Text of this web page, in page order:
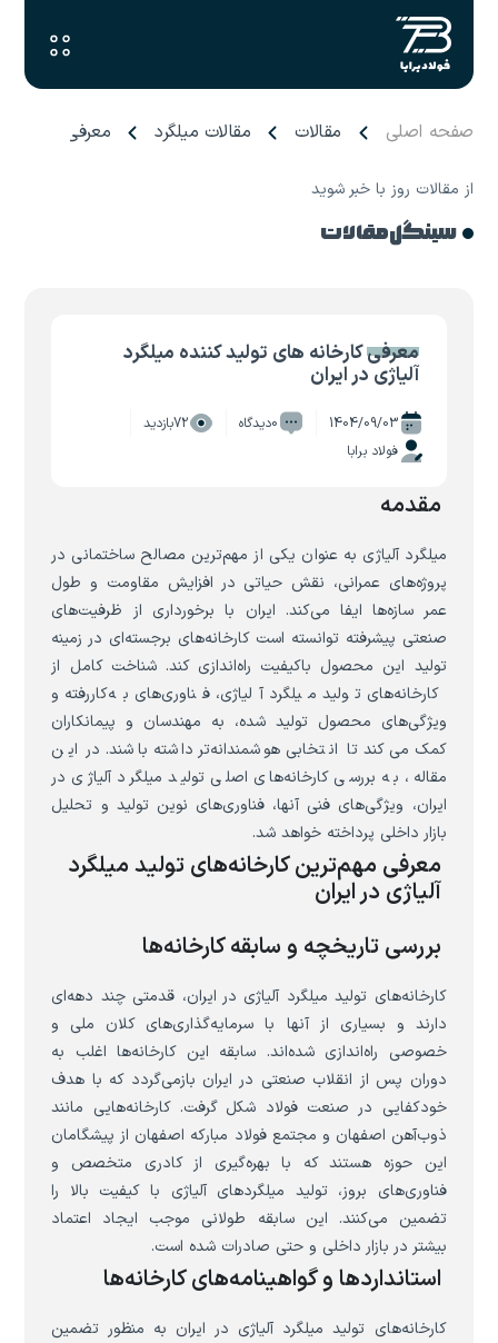
صفحه اصلی مقالات مقالات میلگرد معرفی کارخانه
از مقالات روز با خبر شوید
سینگل مقالات
معرفی کارخانه های تولید کننده میلگرد
آلیاژی در ایران
1404/09/03 0دیدگاه
72بازدید
فولاد برابا
مقدمه
میلگرد آلیاژی به عنوان یکی از مهم‌ترین مصالح ساختمانی در
پروژه‌های عمرانی، نقش حیاتی در افزایش مقاومت و طول
عمر سازه‌ها ایفا می‌کند. ایران با برخورداری از ظرفیت‌های
صنعتی پیشرفته توانسته است کارخانه‌های برجسته‌ای در زمینه
تولید این محصول باکیفیت راه‌اندازی کند. شناخت کامل از
کارخانه‌های تولید میلگرد آلیاژی، فناوری‌های به‌کاررفته و
ویژگی‌های محصول تولید شده، به مهندسان و پیمانکاران
کمک می‌کند تا انتخابی هوشمندانه‌تر داشته باشند. در این
مقاله، به بررسی کارخانه‌های اصلی تولید میلگرد آلیاژی در
ایران، ویژگی‌های فنی آنها، فناوری‌های نوین تولید و تحلیل
بازار داخلی پرداخته خواهد شد.
معرفی مهم‌ترین کارخانه‌های تولید میلگرد
آلیاژی در ایران
بررسی تاریخچه و سابقه کارخانه‌ها
کارخانه‌های تولید میلگرد آلیاژی در ایران، قدمتی چند دهه‌ای
دارند و بسیاری از آنها با سرمایه‌گذاری‌های کلان ملی و
خصوصی راه‌اندازی شده‌اند. سابقه این کارخانه‌ها اغلب به
دوران پس از انقلاب صنعتی در ایران بازمی‌گردد که با هدف
خودکفایی در صنعت فولاد شکل گرفت. کارخانه‌هایی مانند
ذوب‌آهن اصفهان و مجتمع فولاد مبارکه اصفهان از پیشگامان
این حوزه هستند که با بهره‌گیری از کادری متخصص و
فناوری‌های بروز، تولید میلگردهای آلیاژی با کیفیت بالا را
تضمین می‌کنند. این سابقه طولانی موجب ایجاد اعتماد
بیشتر در بازار داخلی و حتی صادرات شده است.
استانداردها و گواهینامه‌های کارخانه‌ها
کارخانه‌های تولید میلگرد آلیاژی در ایران به منظور تضمین